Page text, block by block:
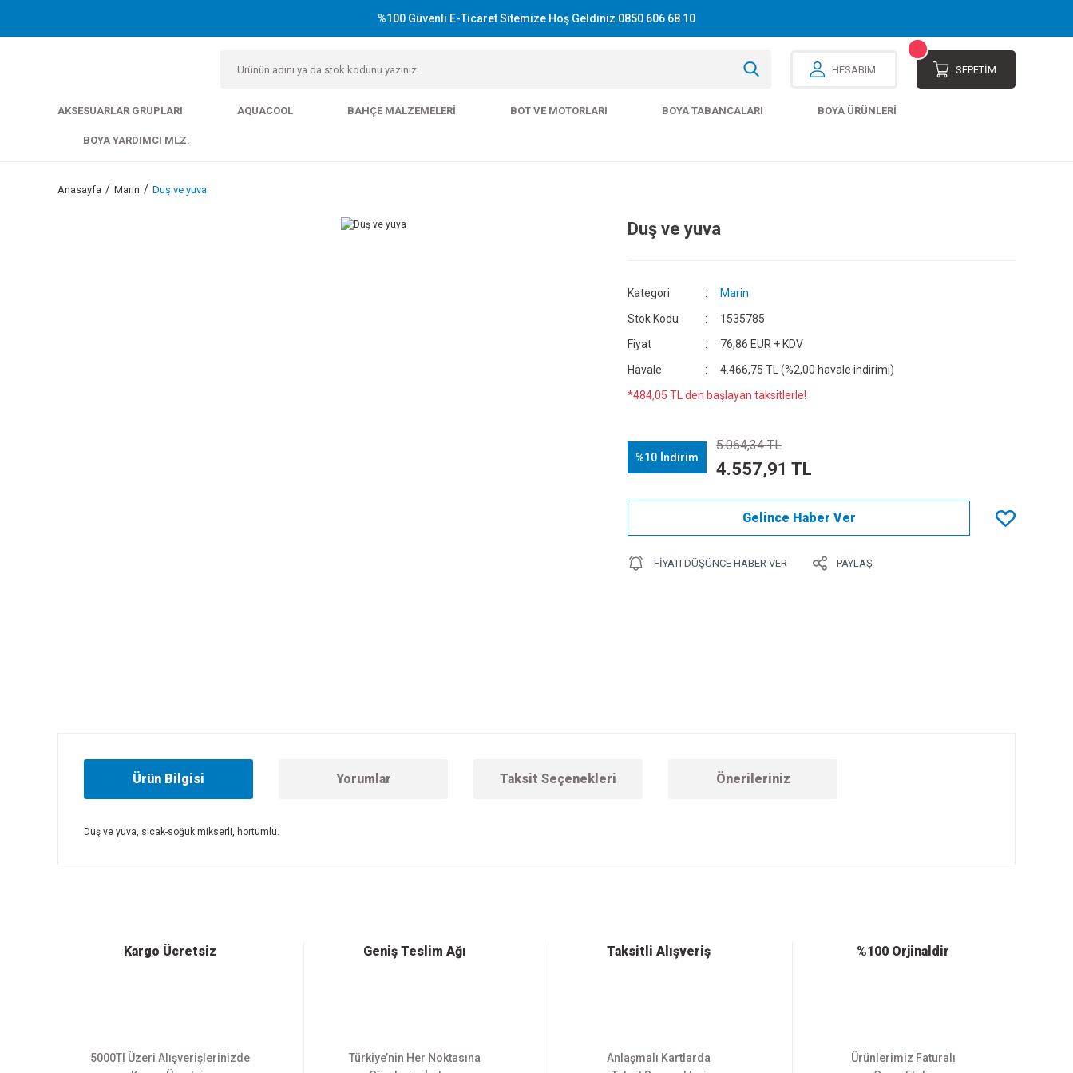
%100 Güvenli E-Ticaret Sitemize Hoş Geldiniz 0850 606 68 10
HESABIM SEPETİM
AKSESUARLAR GRUPLARI AQUACOOL BAHÇE MALZEMELERI BOT VE MOTORLARI BOYA TABANCALARI BOYA ÜRÜNLERI
BOYA YARDIMCI MLZ.
Anasayfa Marin Duş ve yuva
Duş ve yuva
Kategori
Marin
Stok Kodu
1535785
Fiyat
76,86 EUR + KDV
Havale
4.466,75 TL (%2,00 havale indirimi)
*484,05 TL den başlayan taksitlerle!
%10 İndirim
5.064,34 TL
4.557,91 TL
Gelince Haber Ver
FIYATI DÜŞÜNCE HABER VER PAYLAŞ
Ürün Bilgisi Yorumlar Taksit Seçenekleri Önerileriniz
Duş ve yuva, sıcak-soğuk mikserli, hortumlu.
Ürün bilgilerinde hatalar bulunuyor.
Kargo Ücretsiz
5000Tl Üzeri Alışverişlerinizde
Geniş Teslim Ağı
Türkiye’nin Her Noktasına
Taksitli Alışveriş
Anlaşmalı Kartlarda
%100 Orjinaldir
Ürünlerimiz Faturalı